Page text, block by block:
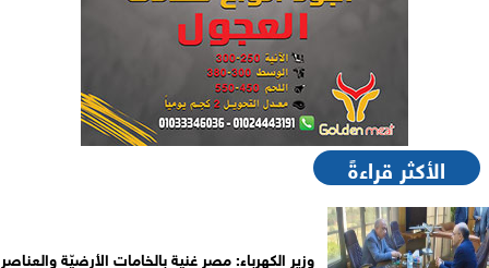
الأكثر قراءةً
وزير الكهرباء: مصر غنية بالخامات الأرضيّة والعناصر